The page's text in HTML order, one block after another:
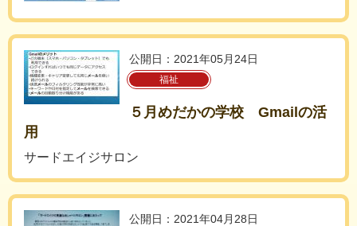
公開日：2021年05月24日
福祉
５月めだかの学校 Gmailの活
用
サードエイジサロン
公開日：2021年04月28日